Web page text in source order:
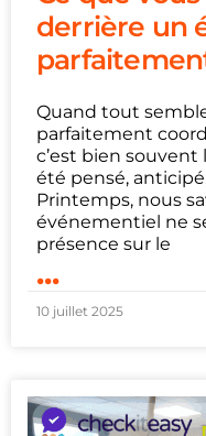
derrière un
Quand tout
parfaitement
c’est bien
été pensé,
Printemps, nous
événementiel ne
présence sur le
...
10 juillet 2025